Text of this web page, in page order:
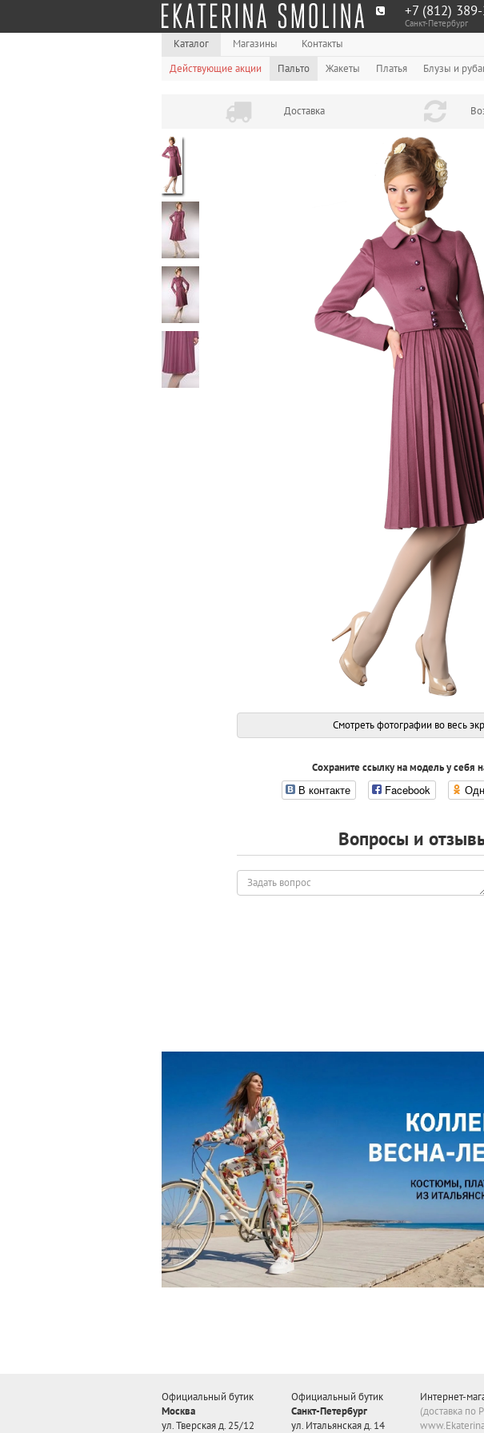
+7 (812)
Санкт-Петербург
Каталог Магазины Контакты
Действующие акции
Пальто Жакеты Платья Блузы и
Доставка
Смотреть фотографии во весь
Сохраните ссылку на модель у себя
В контакте Facebook
Вопросы и
Задать
вопрос
Официальный бутик
Москва
ул. Тверская д. 25/12
Официальный бутик
Санкт-Петербург
ул. Итальянская д. 14
Интернет-
(доставка по